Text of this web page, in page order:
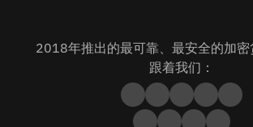
2018年推出的最可靠、最安全的加密
跟着我们：